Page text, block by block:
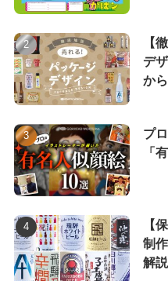
【
デ
か
プ
「
【
制
解説